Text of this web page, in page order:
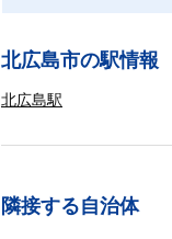
北広島市の駅情報
北広島駅
隣接する自治体